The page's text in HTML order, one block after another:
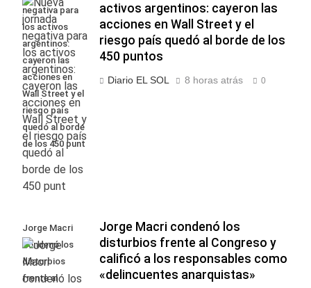
negativa para
los activos
argentinos:
cayeron las
acciones en
Wall Street y el
riesgo país
quedó al borde
de los 450 punt
activos argentinos: cayeron las
acciones en Wall Street y el
riesgo país quedó al borde de los
450 puntos
Diario EL SOL 8 horas atrás 0
Jorge Macri
condenó los
disturbios
frente al
Jorge Macri condenó los
disturbios frente al Congreso y
calificó a los responsables como
«delincuentes anarquistas»